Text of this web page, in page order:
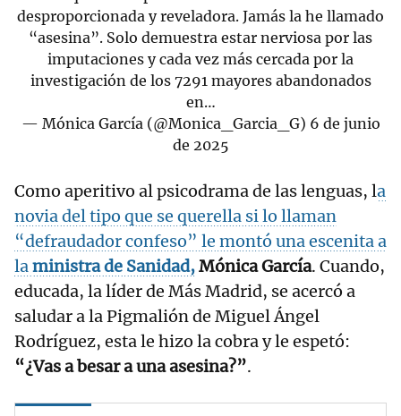
desproporcionada y reveladora. Jamás la he llamado
“asesina”. Solo demuestra estar nerviosa por las
imputaciones y cada vez más cercada por la
investigación de los 7291 mayores abandonados
en…
— Mónica García (@Monica_Garcia_G) 6 de junio
de 2025
Como aperitivo al psicodrama de las lenguas, la
novia del tipo que se querella si lo llaman
“defraudador confeso” le montó una escenita a
laministra de Sanidad,Mónica García. Cuando,
educada, la líder de Más Madrid, se acercó a
saludar a la Pigmalión de Miguel Ángel
Rodríguez, esta le hizo la cobra y le espetó:
“¿Vas a besar a una asesina?”.